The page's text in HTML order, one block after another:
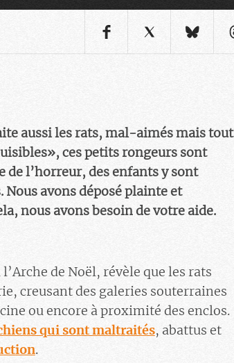
aussi les rats, mal-aimés mais tout
ces petits rongeurs sont
de l’horreur, des enfants y sont
avons déposé plainte et
nous avons besoin de votre aide.
de Noël, révèle que les rats
creusant des galeries souterraines
ou encore à proximité des enclos.
qui sont maltraités, abattus et
.